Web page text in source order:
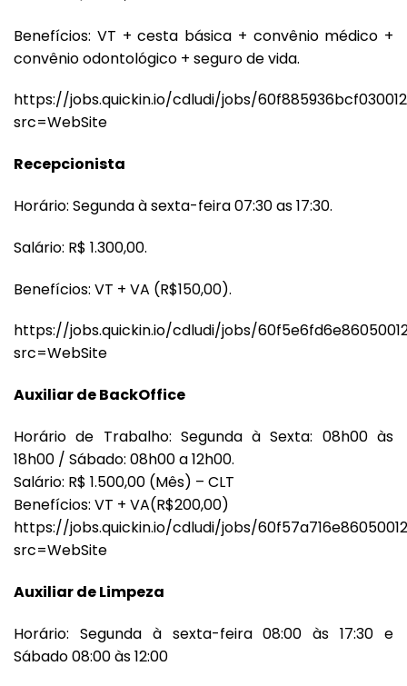
Benefícios: VT + cesta básica + convênio médico +
convênio odontológico + seguro de vida.
https://jobs.quickin.io/cdludi/jobs/
src=WebSite
Recepcionista
Horário: Segunda à sexta-feira 07:30 as 17:30.
Salário: R$ 1.300,00.
Benefícios: VT + VA (R$150,00).
https://jobs.quickin.io/cdludi/jobs/
src=WebSite
Auxiliar de BackOffice
Horário de Trabalho: Segunda à Sexta: 08h00 às
18h00 / Sábado: 08h00 a 12h00.
Salário: R$ 1.500,00 (Mês) – CLT
Benefícios: VT + VA(R$200,00)
https://jobs.quickin.io/cdludi/jobs/
src=WebSite
Auxiliar de Limpeza
Horário: Segunda à sexta-feira 08:00 às 17:30 e
Sábado 08:00 às 12:00